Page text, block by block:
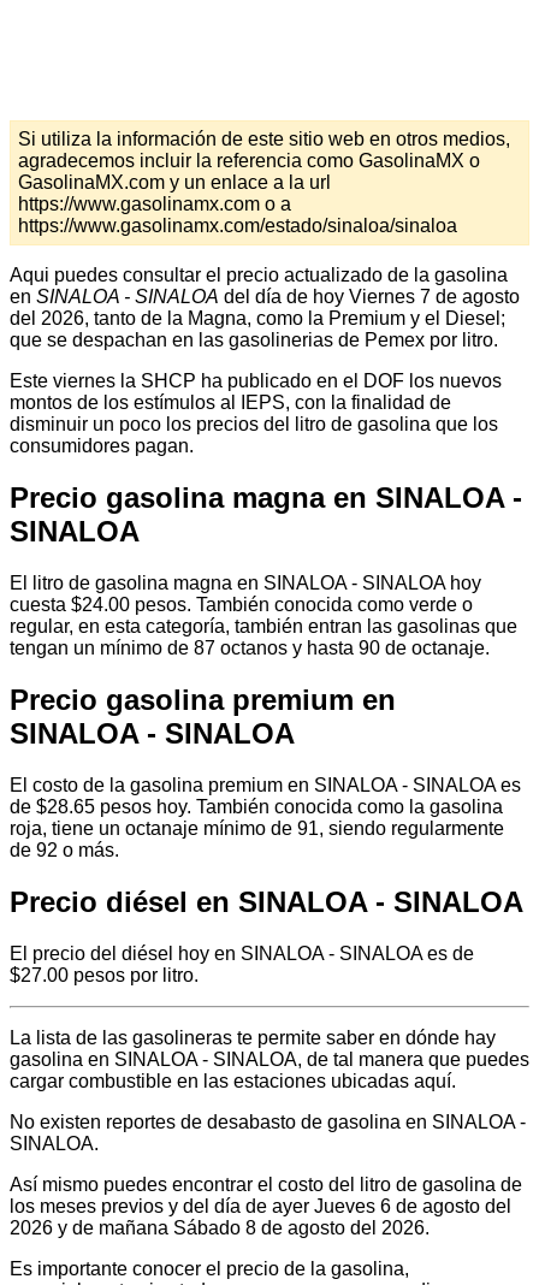
Si utiliza la información de este sitio web en otros medios,
agradecemos incluir la referencia como GasolinaMX o
GasolinaMX.com y un enlace a la url
https://www.gasolinamx.com o a
https://www.gasolinamx.com/estado/sinaloa/sinaloa
Aqui puedes consultar el precio actualizado de la gasolina
en SINALOA - SINALOA del día de hoy Viernes 7 de agosto
del 2026, tanto de la Magna, como la Premium y el Diesel;
que se despachan en las gasolinerias de Pemex por litro.
Este viernes la SHCP ha publicado en el DOF los nuevos
montos de los estímulos al IEPS, con la finalidad de
disminuir un poco los precios del litro de gasolina que los
consumidores pagan.
Precio gasolina magna en SINALOA -
SINALOA
El litro de gasolina magna en SINALOA - SINALOA hoy
cuesta $24.00 pesos. También conocida como verde o
regular, en esta categoría, también entran las gasolinas que
tengan un mínimo de 87 octanos y hasta 90 de octanaje.
Precio gasolina premium en
SINALOA - SINALOA
El costo de la gasolina premium en SINALOA - SINALOA es
de $28.65 pesos hoy. También conocida como la gasolina
roja, tiene un octanaje mínimo de 91, siendo regularmente
de 92 o más.
Precio diésel en SINALOA - SINALOA
El precio del diésel hoy en SINALOA - SINALOA es de
$27.00 pesos por litro.
La lista de las gasolineras te permite saber en dónde hay
gasolina en SINALOA - SINALOA, de tal manera que puedes
cargar combustible en las estaciones ubicadas aquí.
No existen reportes de desabasto de gasolina en SINALOA -
SINALOA.
Así mismo puedes encontrar el costo del litro de gasolina de
los meses previos y del día de ayer Jueves 6 de agosto del
2026 y de mañana Sábado 8 de agosto del 2026.
Es importante conocer el precio de la gasolina,